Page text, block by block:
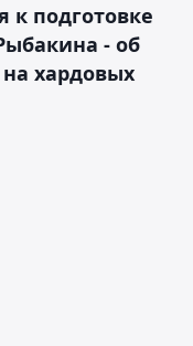
к подготовке
- об
хардовых